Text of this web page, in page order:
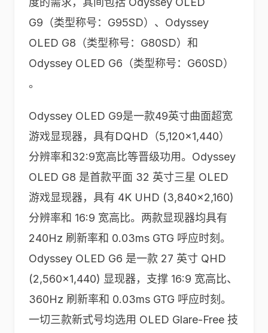
G9（类型称号：G95SD）、Odyssey
OLED G8（类型称号：G80SD）和
Odyssey OLED G6（类型称号：G60SD）
。
Odyssey OLED G9是一款49英寸曲面超宽
游戏显现器，具有DQHD（5,120×1,440）
分辨率和32:9宽高比等晋级功用。Odyssey
OLED G8 是首款平面 32 英寸三星 OLED
游戏显现器，具有 4K UHD (3,840×2,160)
分辨率和 16:9 宽高比。两款显现器均具有
240Hz 刷新率和 0.03ms GTG 呼应时刻。
Odyssey OLED G6 是一款 27 英寸 QHD
(2,560×1,440) 显现器，支撑 16:9 宽高比、
360Hz 刷新率和 0.03ms GTG 呼应时刻。
一切三款新式号均选用 OLED Glare-Free 技